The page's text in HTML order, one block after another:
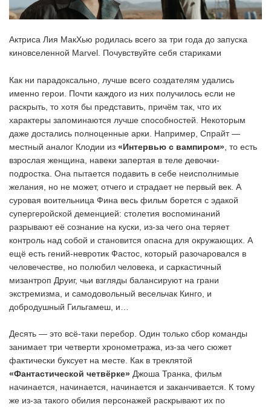
Актриса Лия МакХью родилась всего за три года до запуска
киновселенной Marvel. Почувствуйте себя стариками
Как ни парадоксально, лучше всего создателям удались
именно герои. Почти каждого из них получилось если не
раскрыть, то хотя бы представить, причём так, что их
характеры запоминаются лучше способностей. Некоторым
даже достались полноценные арки. Например, Спрайт —
местный аналог Клодии из «Интервью с вампиром» , то есть
взрослая женщина, навеки запертая в теле девочки-
подростка. Она пытается подавить в себе неисполнимые
желания, но не может, отчего и страдает не первый век. А
суровая воительница Фина весь фильм борется с эдакой
супергеройской деменцией: столетия воспоминаний
разрывают её сознание на куски, из-за чего она теряет
контроль над собой и становится опасна для окружающих. А
ещё есть гений-невротик Фастос, который разочаровался в
человечестве, но полюбил человека, и саркастичный
мизантроп Друиг, чьи взгляды балансируют на грани
экстремизма, и самодовольный весельчак Кинго, и
добродушный Гильгамеш, и…
Десять — это всё-таки перебор. Один только сбор команды
занимает три четверти хронометража, из-за чего сюжет
фактически буксует на месте. Как в треклятой
«Фантастической четвёрке» Джоша Транка, фильм
начинается, начинается, начинается и заканчивается. К тому
же из-за такого обилия персонажей раскрывают их по